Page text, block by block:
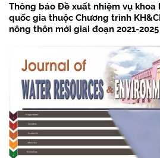
Thông báo Đề xuất nhiệm vụ khoa
quốc gia thuộc Chương trình
nông thôn mới giai đoạn 2021-